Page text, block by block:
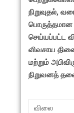
நிறுவுதல்,
பொருத்தமான
செய்யப்பட்ட
விவசாய
மற்றும்
நிறுவனத்
விலை